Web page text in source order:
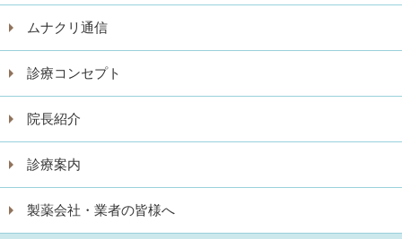
ムナクリ通信
診療コンセプト
院長紹介
診療案内
製薬会社・業者の皆様へ